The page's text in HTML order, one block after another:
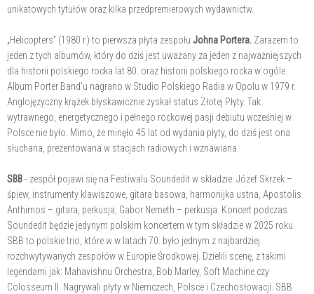
unikatowych tytułów oraz kilka przedpremierowych wydawnictw.
„Helicopters” (1980 r.) to pierwsza płyta zespołu Johna Portera. Zarazem to
jeden z tych albumów, który do dziś jest uważany za jeden z najważniejszych
dla historii polskiego rocka lat 80. oraz historii polskiego rocka w ogóle.
Album Porter Band’u nagrano w Studio Polskiego Radia w Opolu w 1979 r.
Anglojęzyczny krążek błyskawicznie zyskał status Złotej Płyty. Tak
wytrawnego, energetycznego i pełnego rockowej pasji debiutu wcześniej w
Polsce nie było. Mimo, że minęło 45 lat od wydania płyty, do dziś jest ona
słuchana, prezentowana w stacjach radiowych i wznawiana.
SBB- zespół pojawi się na Festiwalu Soundedit w składzie: Józef Skrzek –
śpiew, instrumenty klawiszowe, gitara basowa, harmonijka ustna, Apostolis
Anthimos – gitara, perkusja, Gabor Nemeth – perkusja. Koncert podczas
Soundedit będzie jedynym polskim koncertem w tym składzie w 2025 roku.
SBB to polskie trio, które w w latach 70. było jednym z najbardziej
rozchwytywanych zespołów w Europie Środkowej. Dzielili scenę, z takimi
legendami jak: Mahavishnu Orchestra, Bob Marley, Soft Machine czy
Colosseum II. Nagrywali płyty w Niemczech, Polsce i Czechosłowacji. SBB